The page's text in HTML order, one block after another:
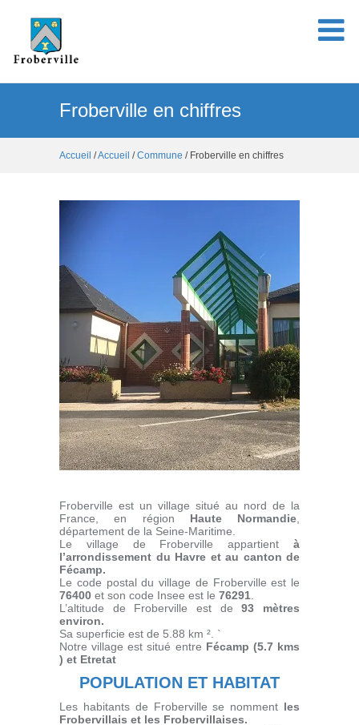
Froberville en chiffres
Accueil /Accueil /Commune / Froberville en chiffres
Froberville est un village situé au nord de la
France, en région Haute Normandie
département de la Seine-Maritime.
Le village de Froberville appartient à
l’arrondissement du Havre et au canton de
Fécamp.
Le code postal du village de Froberville est le
76400 et son code Insee est le 76291
L’altitude de Froberville est de93 mètres
environ.
Sa superficie est de 5.88 km ². `
Notre village est situé entre Fécamp (5.7 kms
) et Etretat
POPULATION ET HABITAT
Les habitants de Froberville se nomment les
Frobervillais et les Frobervillaises.